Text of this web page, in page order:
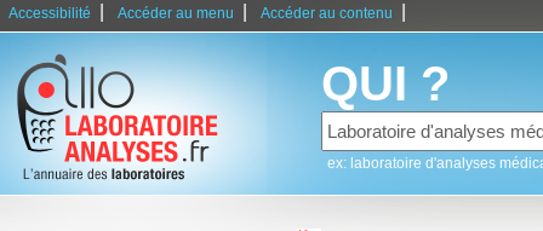
Accessibilité Accéder au menu Accéder au contenu
QUI ?
ex: laboratoire d'analyses